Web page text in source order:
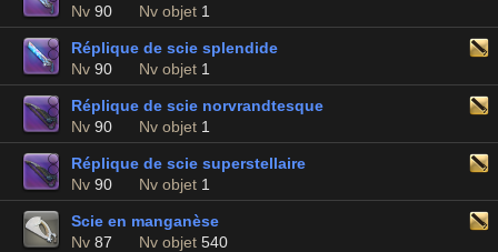
Nv 90 Nv objet 1
Réplique de scie splendide
Nv 90 Nv objet 1
Réplique de scie norvrandtesque
Nv 90 Nv objet 1
Réplique de scie superstellaire
Nv 90 Nv objet 1
Scie en manganèse
Nv 87 Nv objet 540